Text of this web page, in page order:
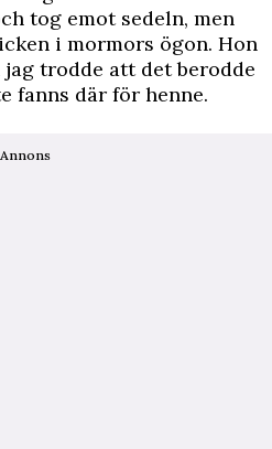
tog emot sedeln, men
i mormors ögon. Hon
trodde att det berodde
fanns där för henne.
Annons